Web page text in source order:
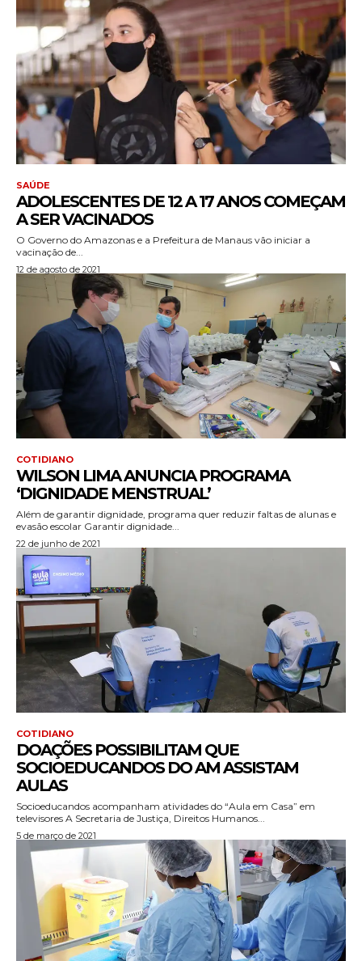
SAÚDE
ADOLESCENTES DE 12 A 17 ANOS COMEÇAM
A SER VACINADOS
O Governo do Amazonas e a Prefeitura de Manaus vão iniciar a
vacinação de...
12 de agosto de 2021
COTIDIANO
WILSON LIMA ANUNCIA PROGRAMA
‘DIGNIDADE MENSTRUAL’
Além de garantir dignidade, programa quer reduzir faltas de alunas e
evasão escolar Garantir dignidade...
22 de junho de 2021
COTIDIANO
DOAÇÕES POSSIBILITAM QUE
SOCIOEDUCANDOS DO AM ASSISTAM
AULAS
Socioeducandos acompanham atividades do “Aula em Casa” em
televisores A Secretaria de Justiça, Direitos Humanos...
5 de março de 2021